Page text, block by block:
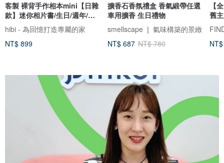
客製 裸背手作相本mini【日雜
款】迷你相片書/生日/週年/情
侶禮物
hibi - 為回憶打造專屬的家
NT$ 899
擴香石香氛禮盒 香氣緞帶任選
車用擴香 生日禮物
smellscape ❘ 氣味構築的景緻
NT$ 687 NT$ 780
【
舊